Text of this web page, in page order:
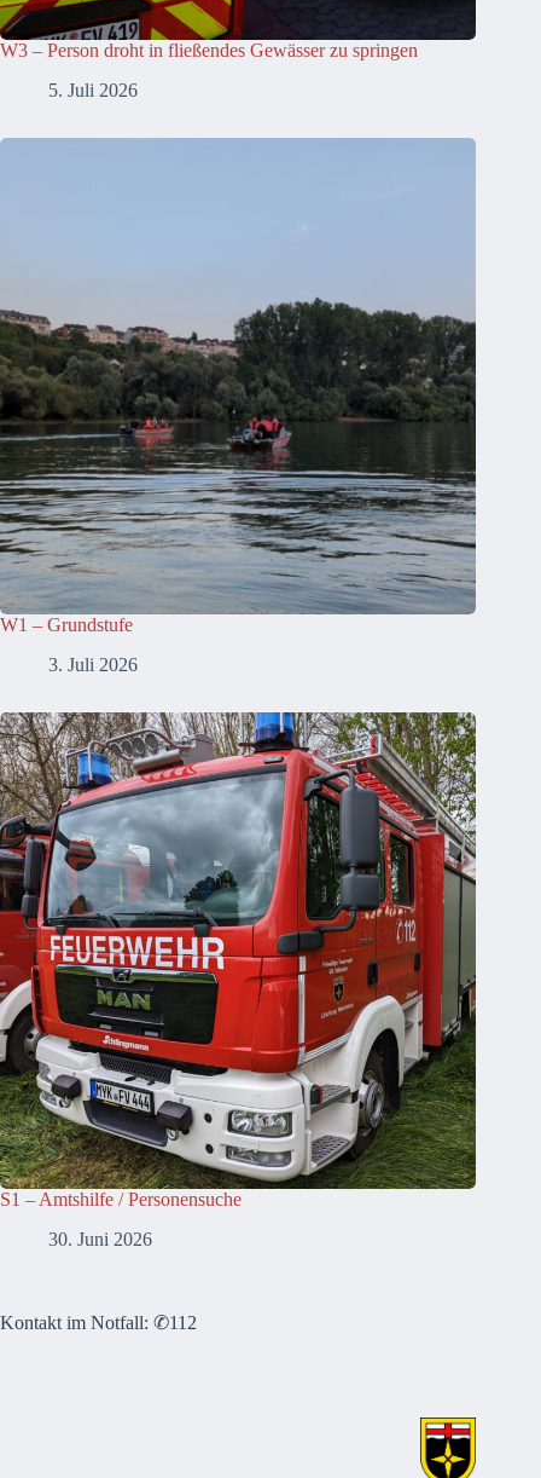
W3 – Person droht in fließendes Gewässer zu springen
5. Juli 2026
W1 – Grundstufe
3. Juli 2026
S1 – Amtshilfe / Personensuche
30. Juni 2026
Kontakt im Notfall: ✆112